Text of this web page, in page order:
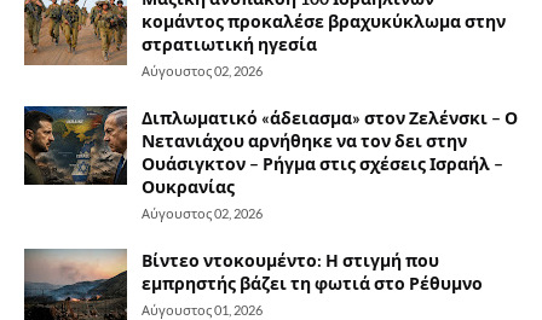
κομάντος προκαλέσε βραχυκύκλωμα στην
στρατιωτική ηγεσία
Αύγουστος 02, 2026
Διπλωματικό «άδειασμα» στον Ζελένσκι – Ο
Νετανιάχου αρνήθηκε να τον δει στην
Ουάσιγκτον – Ρήγμα στις σχέσεις Ισραήλ –
Ουκρανίας
Αύγουστος 02, 2026
Βίντεο ντοκουμέντο: Η στιγμή που
εμπρηστής βάζει τη φωτιά στο Ρέθυμνο
Αύγουστος 01, 2026